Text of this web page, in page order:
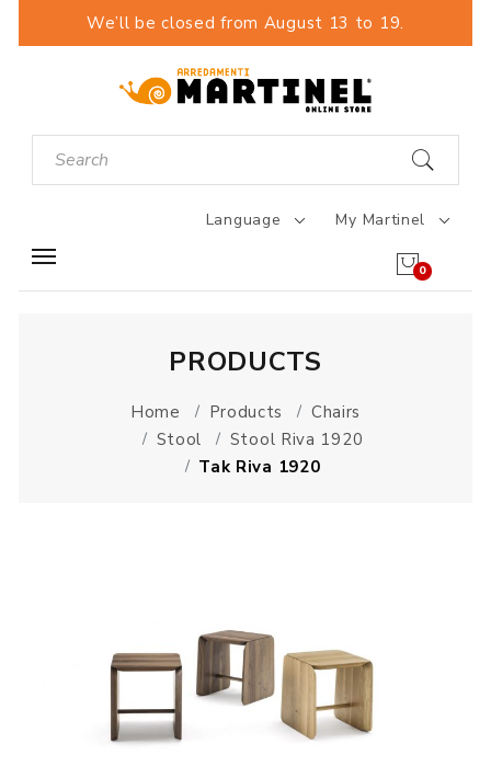
We’ll be closed from August 13 to 19.
Language My Martinel
0
PRODUCTS
Home Products
Chairs
Stool
Stool Riva 1920
Tak Riva 1920